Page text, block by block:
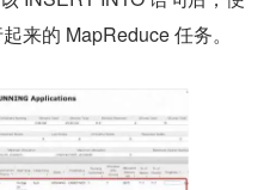
来的 MapReduce 任务。